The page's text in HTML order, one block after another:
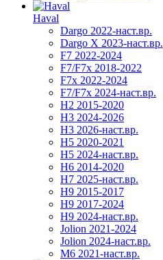
Haval
Dargo 2022-наст.вр.
Dargo X 2023-наст.вр.
F7 2022-2024
F7/F7x 2018-2022
F7x 2022-2024
F7/F7x 2024-наст.вр.
H2 2015-2020
H3 2024-2026
H3 2026-наст.вр.
H5 2020-2021
H5 2024-наст.вр.
H6 2014-2020
H7 2025-наст.вр.
H9 2015-2017
H9 2017-2024
H9 2024-наст.вр.
Jolion 2021-2024
Jolion 2024-наст.вр.
М6 2021-наст.вр.